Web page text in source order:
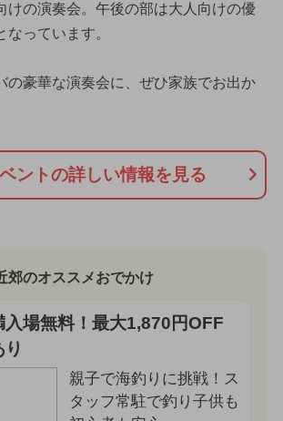
けの演奏会。午後の部は大人向けの優
っています。
の豪華な演奏会に、ぜひ家族でお出か
ントの詳しい情報を見る
郊のオススメおでかけ
入場無料！最大1,870円OFF
親子で海釣りに挑戦！ス
タッフ常駐で釣り子供も